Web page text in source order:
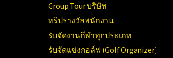
Group Tour บริษัท
ทริปรางวัลพนักงาน
รับจัดงานกีฬาทุกประเภท
รับจัดแข่งกอล์ฟ (Golf Organizer)